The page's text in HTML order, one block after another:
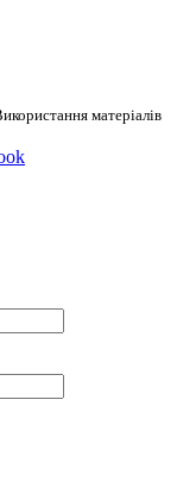
матеріалів